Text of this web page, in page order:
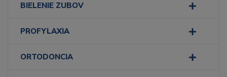
BIELENIE ZUBOV
PROFYLAXIA
ORTODONCIA